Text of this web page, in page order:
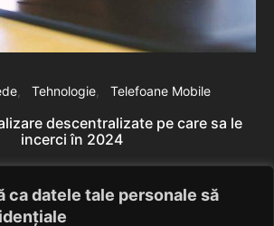
ca datele tale personale să
Tehnologie Telefoane Mobile
descentralizate pe care sa le
incerci în 2024
Nedelcu April 16, 2024